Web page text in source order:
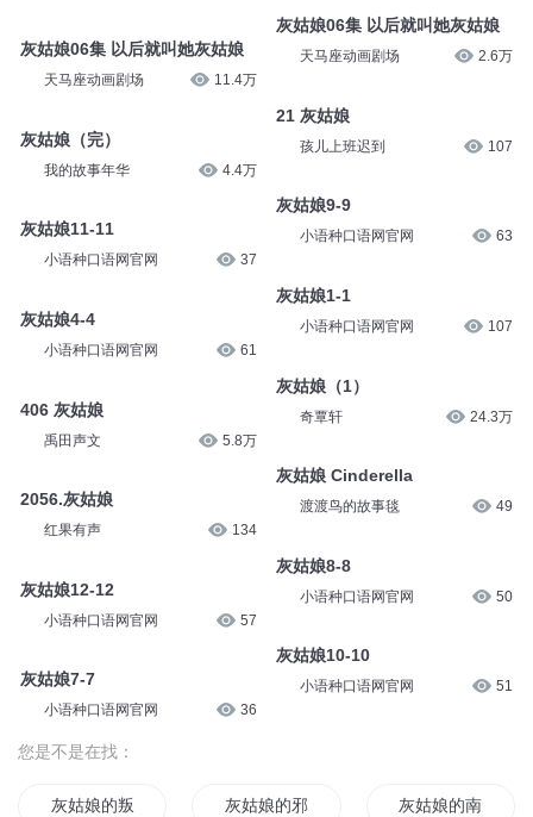
灰姑娘06集 以后就叫她灰姑娘
天马座动画剧场 11.4万
灰姑娘（完）
我的故事年华 4.4万
灰姑娘11-11
小语种口语网官网 37
灰姑娘4-4
小语种口语网官网 61
406 灰姑娘
禹田声文 5.8万
2056.灰姑娘
红果有声 134
灰姑娘12-12
小语种口语网官网 57
灰姑娘7-7
小语种口语网官网 36
灰姑娘06集 以后就叫她灰姑娘
天马座动画剧场 2.6万
21 灰姑娘
孩儿上班迟到 107
灰姑娘9-9
小语种口语网官网 63
灰姑娘1-1
小语种口语网官网 107
灰姑娘（1）
奇覃轩 24.3万
灰姑娘 Cinderella
渡渡鸟的故事毯 49
灰姑娘8-8
小语种口语网官网 50
灰姑娘10-10
小语种口语网官网 51
您是不是在找：
灰姑娘的叛逆物语 灰姑娘的邪魅黑道王子 灰姑娘的南瓜先生